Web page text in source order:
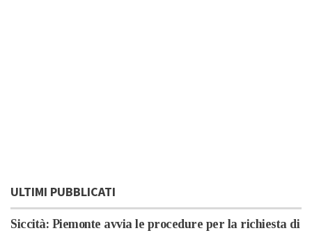
ULTIMI PUBBLICATI
Siccità: Piemonte avvia le procedure per la richiesta di